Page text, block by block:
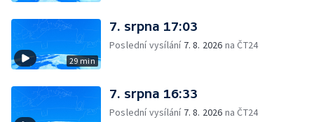
29 min
7. srpna 17:03
Poslední vysílání 7. 8. 2026 na ČT24
7. srpna 16:33
Poslední vysílání 7. 8. 2026 na ČT24